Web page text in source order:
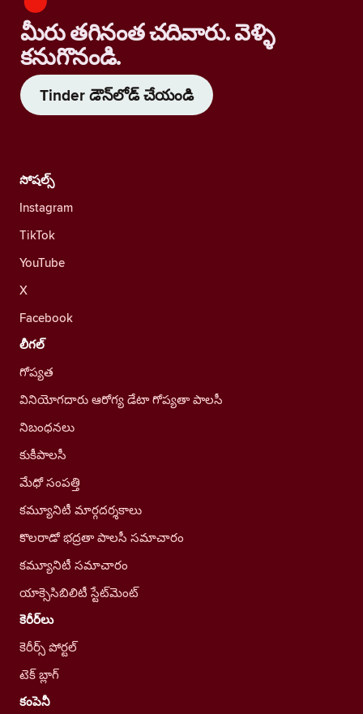
మీరు తగినంత చదివారు. వెళ్ళి
కనుగొనండి.
Tinder డౌన్‌లోడ్ చేయండి
సోషల్స్
Instagram
TikTok
YouTube
X
Facebook
లీగల్
గోప్యత
వినియోగదారు ఆరోగ్య డేటా గోప్యతా పాలసీ
నిబంధనలు
కుకీపాలసీ
మేధో సంపత్తి
కమ్యూనిటీ మార్గదర్శకాలు
కొలరాడో భద్రతా పాలసీ సమాచారం
కమ్యూనిటీ సమాచారం
యాక్సెసిబిలిటీ స్టేట్‌మెంట్
కెరీర్‌లు
కెరీర్స్ పోర్టల్
టెక్ బ్లాగ్
కంపెనీ